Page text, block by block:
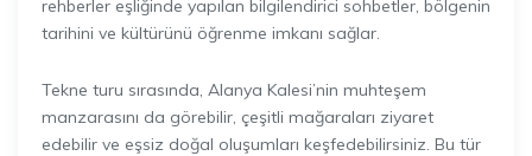
rehberler eşliğinde yapılan bilgilendirici sohbetler, bölgenin
tarihini ve kültürünü öğrenme imkanı sağlar.
Tekne turu sırasında, Alanya Kalesi’nin muhteşem
manzarasını da görebilir, çeşitli mağaraları ziyaret
edebilir ve eşsiz doğal oluşumları keşfedebilirsiniz. Bu tür